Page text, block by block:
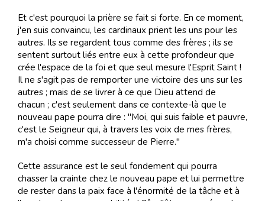
Et c'est pourquoi la prière se fait si forte. En ce moment,
j'en suis convaincu, les cardinaux prient les uns pour les
autres. Ils se regardent tous comme des frères ; ils se
sentent surtout liés entre eux à cette profondeur que
crée l'espace de la foi et que seul mesure l'Esprit Saint !
Il ne s'agit pas de remporter une victoire des uns sur les
autres ; mais de se livrer à ce que Dieu attend de
chacun ; c'est seulement dans ce contexte-là que le
nouveau pape pourra dire : "Moi, qui suis faible et pauvre,
c'est le Seigneur qui, à travers les voix de mes frères,
m'a choisi comme successeur de Pierre."
Cette assurance est le seul fondement qui pourra
chasser la crainte chez le nouveau pape et lui permettre
de rester dans la paix face à l'énormité de la tâche et à